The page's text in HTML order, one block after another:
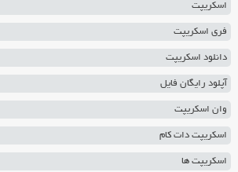
اسکریپت
فری اسکریپت
دانلود اسکریپت
آپلود رایگان فایل
وان اسکریپت
اسکریپت دات کام
اسکریپت ها